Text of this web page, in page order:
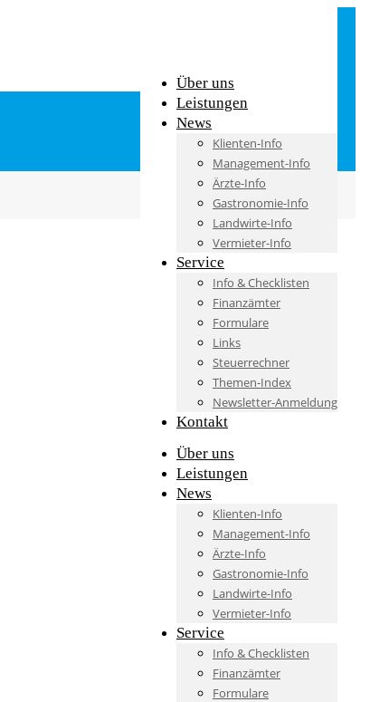
Über uns
Leistungen
News
Klienten-Info
Management-Info
Ärzte-Info
Gastronomie-Info
Landwirte-Info
Vermieter-Info
Service
Info & Checklisten
Finanzämter
Formulare
Links
Steuerrechner
Themen-Index
Newsletter-Anmeldung
Kontakt
Über uns
Leistungen
News
Klienten-Info
Management-Info
Ärzte-Info
Gastronomie-Info
Landwirte-Info
Vermieter-Info
Service
Info & Checklisten
Finanzämter
Formulare